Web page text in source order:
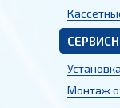
Монтаж